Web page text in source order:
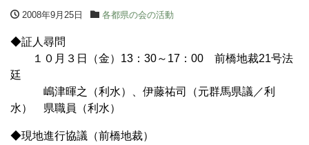
2008年9月25日 各都県の会の活動
◆証人尋問
１０月３日（金）13：30～17：00 前橋地裁21号法
廷
嶋津暉之（利水）、伊藤祐司（元群馬県議／利
水） 県職員（利水）
◆現地進行協議（前橋地裁）